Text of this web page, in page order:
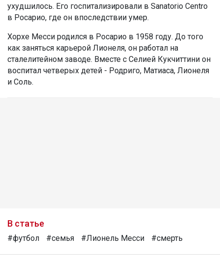
ухудшилось. Его госпитализировали в Sanatorio Centro
в Росарио, где он впоследствии умер.
Хорхе Месси родился в Росарио в 1958 году. До того
как заняться карьерой Лионеля, он работал на
сталелитейном заводе. Вместе с Селией Кукчиттини он
воспитал четверых детей - Родриго, Матиаса, Лионеля
и Соль.
В статье
#футбол #семья #Лионель Месси #смерть